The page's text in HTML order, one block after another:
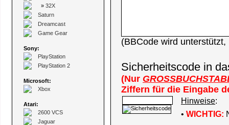
» 32X
Saturn
Dreamcast
Game Gear
Sony:
PlayStation
PlayStation 2
Microsoft:
Xbox
Atari:
2600 VCS
Jaguar
(BBCode wird
Sicherheitscode in
(Nur
Ziffern für die Eingabe
Hinweise:
• WICHTIG: